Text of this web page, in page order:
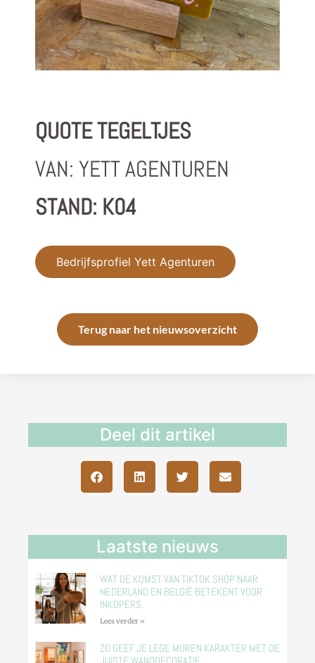
QUOTE TEGELTJES
VAN: YETT AGENTUREN
STAND: K04
Bedrijfsprofiel Yett Agenturen
Terug naar het nieuwsoverzicht
Deel dit artikel
Laatste nieuws
WAT DE KOMST VAN TIKTOK SHOP NAAR
NEDERLAND EN BELGIË BETEKENT VOOR
INKOPERS.
Lees verder »
ZO GEEF JE LEGE MUREN KARAKTER MET DE